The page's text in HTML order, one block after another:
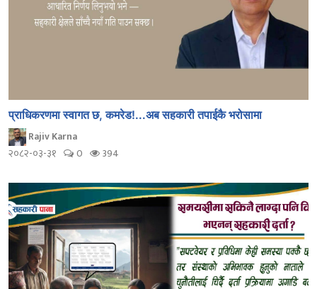
प्राधिकरणमा स्वागत छ, कमरेड!...अब सहकारी तपाईकै भरोसामा
Rajiv Karna
२०८२-०३-३१
0 394